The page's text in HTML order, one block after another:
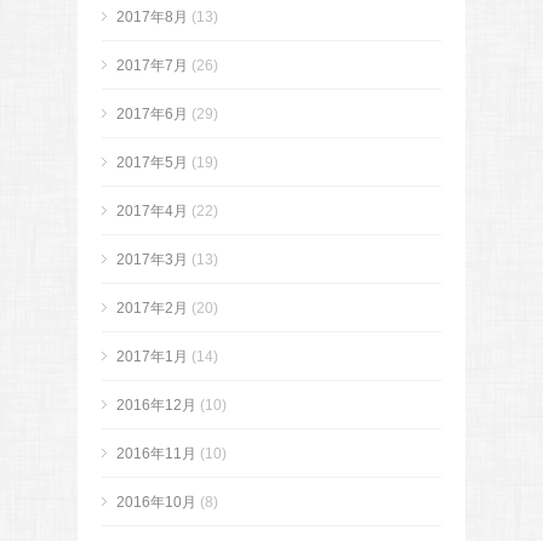
2017年8月 (13)
2017年7月 (26)
2017年6月 (29)
2017年5月 (19)
2017年4月 (22)
2017年3月 (13)
2017年2月 (20)
2017年1月 (14)
2016年12月 (10)
2016年11月 (10)
2016年10月 (8)